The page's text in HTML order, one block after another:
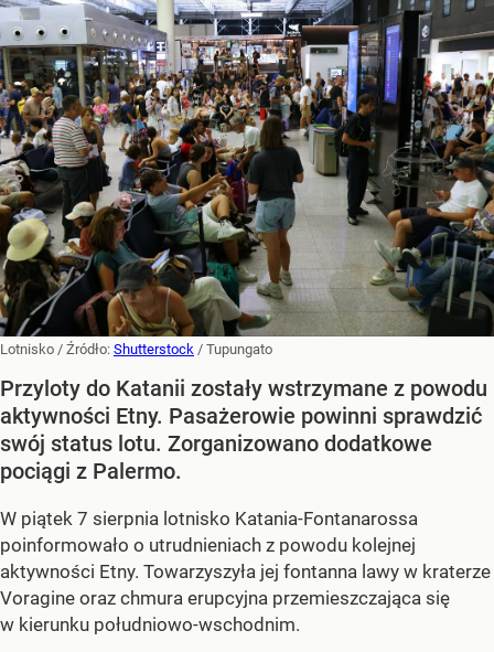
Lotnisko / Źródło: Shutterstock / Tupungato
Przyloty do Katanii zostały wstrzymane z powodu
aktywności Etny. Pasażerowie powinni sprawdzić
swój status lotu. Zorganizowano dodatkowe
pociągi z Palermo.
W piątek 7 sierpnia lotnisko Katania-Fontanarossa
poinformowało o utrudnieniach z powodu kolejnej
aktywności Etny. Towarzyszyła jej fontanna lawy w kraterze
Voragine oraz chmura erupcyjna przemieszczająca się
w kierunku południowo-wschodnim.